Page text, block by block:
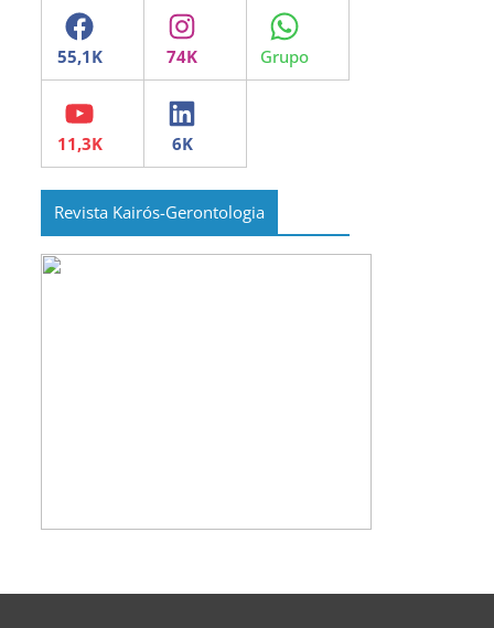
Facebook Instagram WhatsApp
YouTube LinkedIn
Revista Kairós-Gerontologia